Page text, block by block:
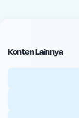
c
e
Konten Lainnya